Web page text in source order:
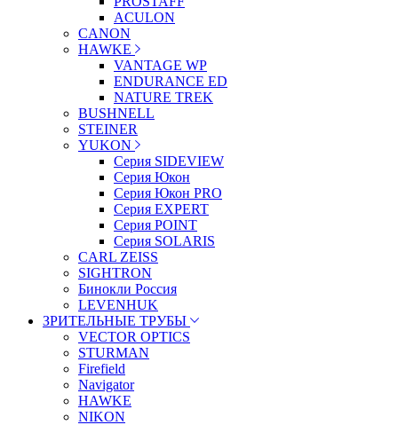
ACULON
CANON
HAWKE
VANTAGE WP
ENDURANCE ED
NATURE TREK
BUSHNELL
STEINER
YUKON
Серия SIDEVIEW
Серия Юкон
Серия Юкон PRO
Серия EXPERT
Серия POINT
Серия SOLARIS
CARL ZEISS
SIGHTRON
Бинокли Россия
LEVENHUK
ЗРИТЕЛЬНЫЕ ТРУБЫ
VECTOR OPTICS
STURMAN
Firefield
Navigator
HAWKE
NIKON